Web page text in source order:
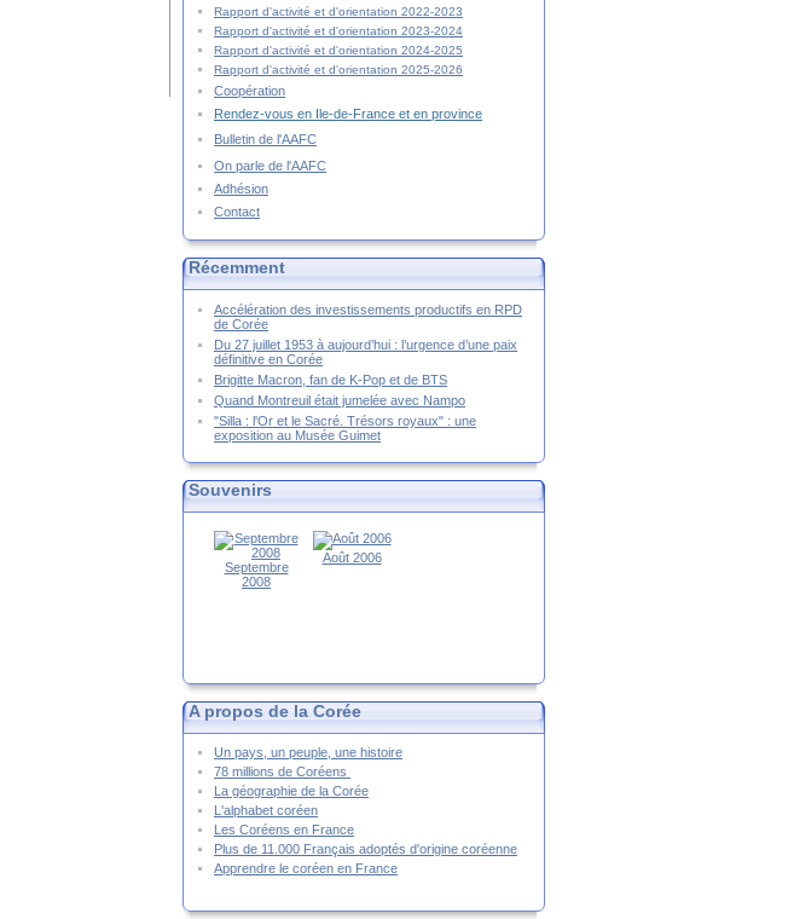
Rapport d'activité et d'orientation 2022-2023
Rapport d'activité et d'orientation 2023-2024
Rapport d'activité et d'orientation 2024-2025
Rapport d'activité et d'orientation 2025-2026
Coopération
Rendez-vous en Ile-de-France et en province
Bulletin de l'AAFC
On parle de l'AAFC
Adhésion
Contact
Récemment
Accélération des investissements productifs en RPD
de Corée
Du 27 juillet 1953 à aujourd’hui : l’urgence d’une paix
définitive en Corée
Brigitte Macron, fan de K-Pop et de BTS
Quand Montreuil était jumelée avec Nampo
"Silla : l'Or et le Sacré. Trésors royaux" : une
exposition au Musée Guimet
Souvenirs
Septembre
2008
Août 2006
A propos de la Corée
Un pays, un peuple, une histoire
78 millions de Coréens
La géographie de la Corée
L'alphabet coréen
Les Coréens en France
Plus de 11.000 Français adoptés d'origine coréenne
Apprendre le coréen en France